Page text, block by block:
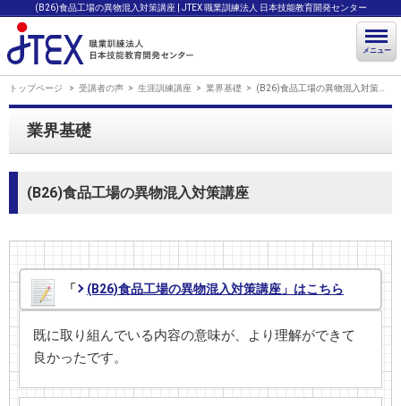
(B26)食品工場の異物混入対策講座 | JTEX 職業訓練法人 日本技能教育開発センター
メニュー
トップページ 受講者の声 生涯訓練講座 業界基礎 (B26)食品工場の異物混入対策講座
業界基礎
(B26)食品工場の異物混入対策講座
「 (B26)食品工場の異物混入対策講座」はこちら
既に取り組んでいる内容の意味が、より理解ができて
良かったです。